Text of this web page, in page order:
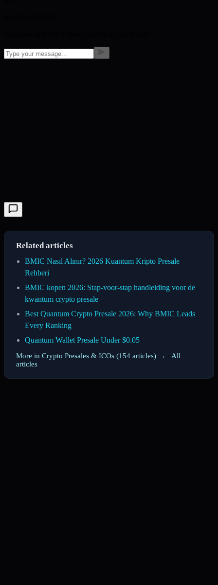
Related articles
BMIC Nasıl Alınır? 2026 Kuantum Kripto Presale
Rehberi
BMIC kopen 2026: Stap-voor-stap handleiding voor de
kwantum crypto presale
Best Quantum Crypto Presale 2026: Why BMIC Leads
Every Ranking
Quantum Wallet Presale Under $0.05
More in Crypto Presales & ICOs (154 articles) → · All
articles